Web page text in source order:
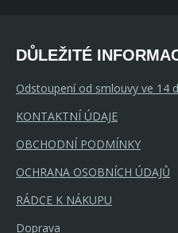
DŮLEŽITÉ
Odstoupení od smlouvy ve 14
KONTAKTNÍ ÚDAJE
OBCHODNÍ PODMÍNKY
OCHRANA OSOBNÍCH ÚDAJŮ
RÁDCE K NÁKUPU
Doprava